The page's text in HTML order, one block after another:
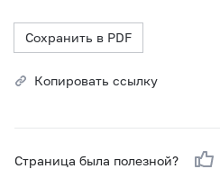
Сохранить в PDF
Копировать ссылку
Страница была полезной?